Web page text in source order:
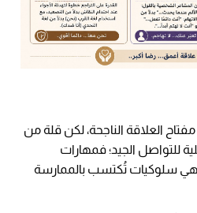
العلاقة الناجحة، لكن قلة من
للتواصل الجيد؛ فمهارات
سلوكيات تُكتسب بالممارسة